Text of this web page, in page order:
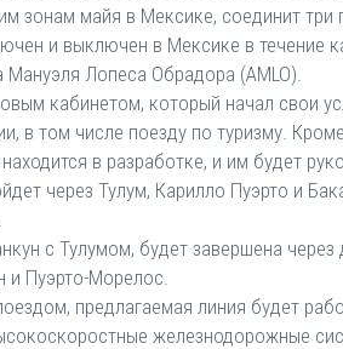
зонам майя в Мексике, соединит три
и выключен в Мексике в
Лопеса Обрадора (AMLO).
кабинетом, который начал свои
в том числе поезду по туризму.
в разработке, и им будет
через Тулум, Карилло Пуэрто и
с Тулумом, будет завершена
и Пуэрто-Морелос.
предлагаемая линия будет
железнодорожные